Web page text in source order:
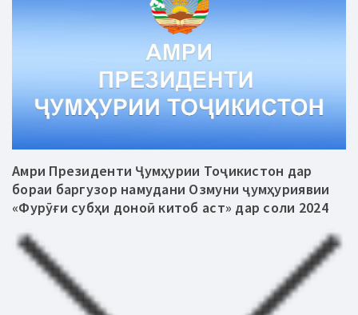
Амри Президенти Ҷумҳурии Тоҷикистон дар
бораи баргузор намудани Озмуни ҷумҳуриявии
«Фурӯғи субҳи доноӣ китоб аст» дар соли 2024